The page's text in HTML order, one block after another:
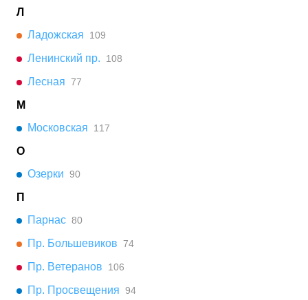
Л
Ладожская
109
Ленинский пр. 108
Лесная 77
М
Московская
117
О
Озерки 90
П
Парнас 80
Пр. Большевиков 74
Пр. Ветеранов 106
Пр. Просвещения 94